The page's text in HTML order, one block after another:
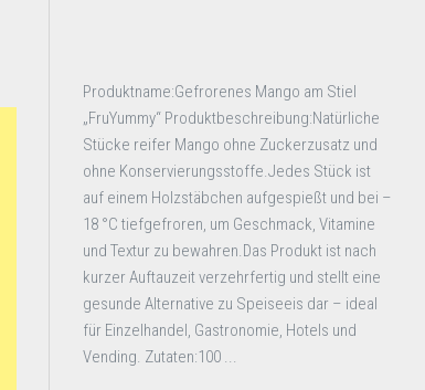
Produktname:Gefrorenes Mango am Stiel
„FruYummy“ Produktbeschreibung:Natürliche
Stücke reifer Mango ohne Zuckerzusatz und
ohne Konservierungsstoffe.Jedes Stück ist
auf einem Holzstäbchen aufgespießt und bei –
18 °C tiefgefroren, um Geschmack, Vitamine
und Textur zu bewahren.Das Produkt ist nach
kurzer Auftauzeit verzehrfertig und stellt eine
gesunde Alternative zu Speiseeis dar – ideal
für Einzelhandel, Gastronomie, Hotels und
Vending. Zutaten:100 ...